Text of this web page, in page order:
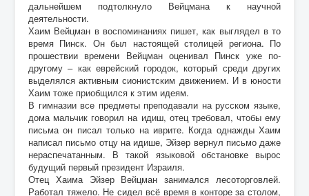
дальнейшем подтолкнуло Вейцмана к научной
деятельности.
Хаим Вейцман в воспоминаниях пишет, как выглядел в то
время Пинск. Он был настоящей столицей региона. По
прошествии времени Вейцман оценивал Пинск уже по-
другому – как еврейский городок, который среди других
выделялся активным сионистским движением. И в юности
Хаим тоже приобщился к этим идеям.
В гимназии все предметы преподавали на русском языке,
дома мальчик говорил на идиш, отец требовал, чтобы ему
письма он писал только на иврите. Когда однажды Хаим
написал письмо отцу на идише, Эйзер вернул письмо даже
нераспечатанным. В такой языковой обстановке вырос
будущий первый президент Израиля.
Отец Хаима Эйзер Вейцман занимался лесоторговлей.
Работал тяжело. Не сидел всё время в конторе за столом,